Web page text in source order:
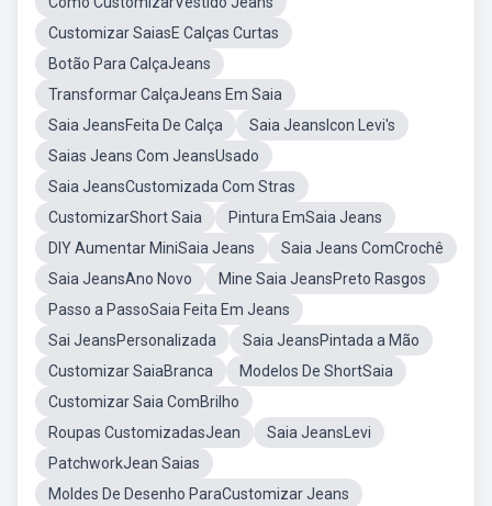
Customizar SaiasE Calças Curtas
Botão Para CalçaJeans
Transformar CalçaJeans Em Saia
Saia JeansFeita De Calça
Saia JeansIcon Levi's
Saias Jeans Com JeansUsado
Saia JeansCustomizada Com Stras
CustomizarShort Saia
Pintura EmSaia Jeans
DIY Aumentar MiniSaia Jeans
Saia Jeans ComCrochê
Saia JeansAno Novo
Mine Saia JeansPreto Rasgos
Passo a PassoSaia Feita Em Jeans
Sai JeansPersonalizada
Saia JeansPintada a Mão
Customizar SaiaBranca
Modelos De ShortSaia
Customizar Saia ComBrilho
Roupas CustomizadasJean
Saia JeansLevi
PatchworkJean Saias
Moldes De Desenho ParaCustomizar Jeans